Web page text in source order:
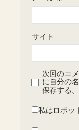
サイト
次回のコ
に自分の
保存する。
私はロボッ